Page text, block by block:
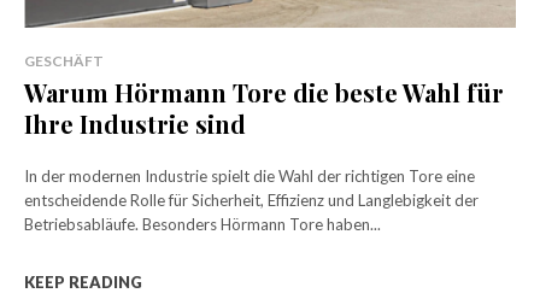
GESCHÄFT
Warum Hörmann Tore die beste Wahl für
Ihre Industrie sind
In der modernen Industrie spielt die Wahl der richtigen Tore eine
entscheidende Rolle für Sicherheit, Effizienz und Langlebigkeit der
Betriebsabläufe. Besonders Hörmann Tore haben...
KEEP READING